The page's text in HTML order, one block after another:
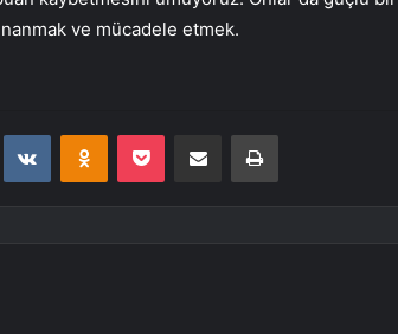
ve mücadele etmek.
VKontakteOdnoklassniki
Pocket E-Posta ile paylaş Yazdır